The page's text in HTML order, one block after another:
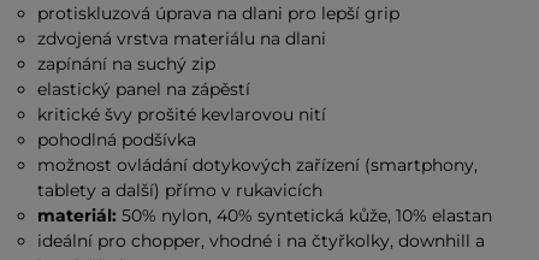
protiskluzová úprava na dlani pro lepší grip
zdvojená vrstva materiálu na dlani
zapínání na suchý zip
elastický panel na zápěstí
kritické švy prošité kevlarovou nití
pohodlná podšívka
možnost ovládání dotykových zařízení (smartphony,
tablety a další) přímo v rukavicích
materiál:50% nylon, 40% syntetická kůže, 10% elastan
ideální pro chopper, vhodné i na čtyřkolky, downhill a